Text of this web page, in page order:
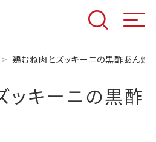
鶏むね肉とズッキーニの黒酢あん炒
ッキーニの黒酢